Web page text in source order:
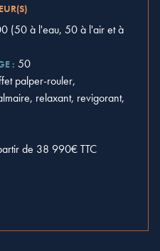
(50 à l'eau, 50 à l'air et à
: 50
palper-rouler,
relaxant, revigorant,
de 38 990€ TTC